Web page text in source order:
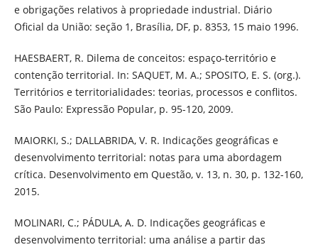
e obrigações relativos à propriedade industrial. Diário
Oficial da União: seção 1, Brasília, DF, p. 8353, 15 maio 1996.
HAESBAERT, R. Dilema de conceitos: espaço-território e
contenção territorial. In: SAQUET, M. A.; SPOSITO, E. S. (org.).
Territórios e territorialidades: teorias, processos e conflitos.
São Paulo: Expressão Popular, p. 95-120, 2009.
MAIORKI, S.; DALLABRIDA, V. R. Indicações geográficas e
desenvolvimento territorial: notas para uma abordagem
crítica. Desenvolvimento em Questão, v. 13, n. 30, p. 132-160,
2015.
MOLINARI, C.; PÁDULA, A. D. Indicações geográficas e
desenvolvimento territorial: uma análise a partir das